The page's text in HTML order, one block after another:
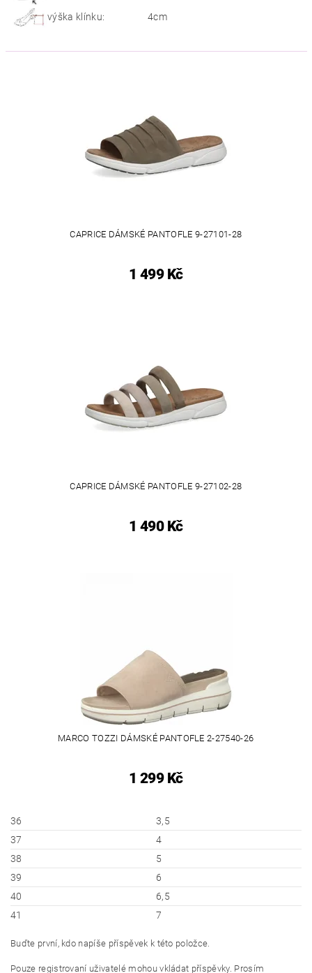
výška klínku: 4cm
CAPRICE DÁMSKÉ PANTOFLE 9-27101-28
1 499 Kč
CAPRICE DÁMSKÉ PANTOFLE 9-27102-28
1 490 Kč
MARCO TOZZI DÁMSKÉ PANTOFLE 2-27540-26
1 299 Kč
36
3,5
37
4
38
5
39
6
40
6,5
41
7
Buďte první, kdo napíše příspěvek k této položce.
Pouze registrovaní uživatelé mohou vkládat příspěvky. Prosím